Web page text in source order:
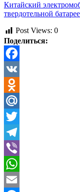
Китайский
твердотельной
Post Views: 0
Поделиться:
Facebook
VK
Odnoklassniki
Mail.Ru
Twitter
Telegram
Viber
WhatsApp